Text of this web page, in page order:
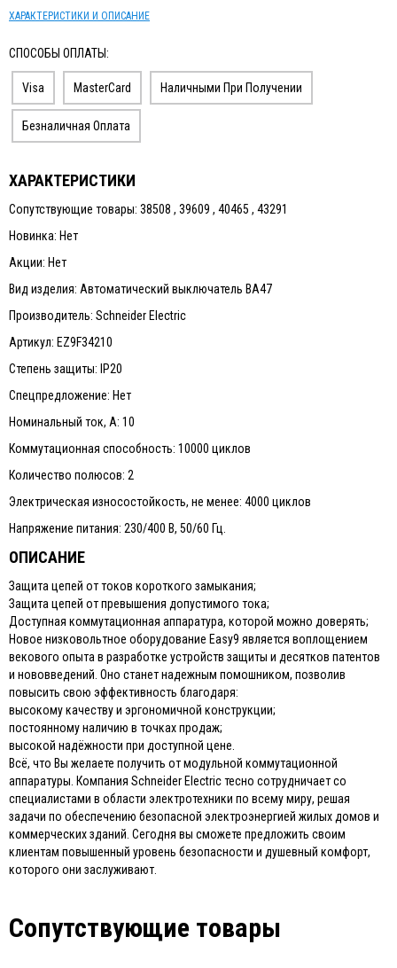
ХАРАКТЕРИСТИКИ И ОПИСАНИЕ
СПОСОБЫ ОПЛАТЫ:
Visa MasterCard Наличными При Получении
Безналичная Оплата
ХАРАКТЕРИСТИКИ
Сопутствующие товары: 38508 , 39609 , 40465 , 43291
Новинка: Нет
Акции: Нет
Вид изделия: Автоматический выключатель ВА47
Производитель: Schneider Electric
Артикул: EZ9F34210
Степень защиты: IP20
Спецпредложение: Нет
Номинальный ток, А: 10
Коммутационная способность: 10000 циклов
Количество полюсов: 2
Электрическая износостойкость, не менее: 4000 циклов
Напряжение питания: 230/400 В, 50/60 Гц.
ОПИСАНИЕ
Защита цепей от токов короткого замыкания;
Защита цепей от превышения допустимого тока;
Доступная коммутационная аппаратура, которой можно доверять;
Новое низковольтное оборудование Easy9 является воплощением
векового опыта в разработке устройств защиты и десятков патентов
и нововведений. Оно станет надежным помошником, позволив
повысить свою эффективность благодаря:
высокому качеству и эргономичной конструкции;
постоянному наличию в точках продаж;
высокой надёжности при доступной цене.
Всё, что Вы желаете получить от модульной коммутационной
аппаратуры. Компания Schneider Electric тесно сотрудничает со
специалистами в области электротехники по всему миру, решая
задачи по обеспечению безопасной электроэнергией жилых домов и
коммерческих зданий. Сегодня вы сможете предложить своим
клиентам повышенный уровень безопасности и душевный комфорт,
которого они заслуживают.
Сопутствующие товары